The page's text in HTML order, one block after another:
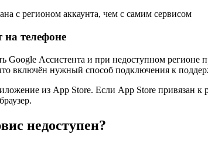
с регионом аккаунта, чем с самим сервисом
на телефоне
Ассистента и при недоступном регионе
включён нужный способ подключения к
из App Store. Если App Store
недоступен?